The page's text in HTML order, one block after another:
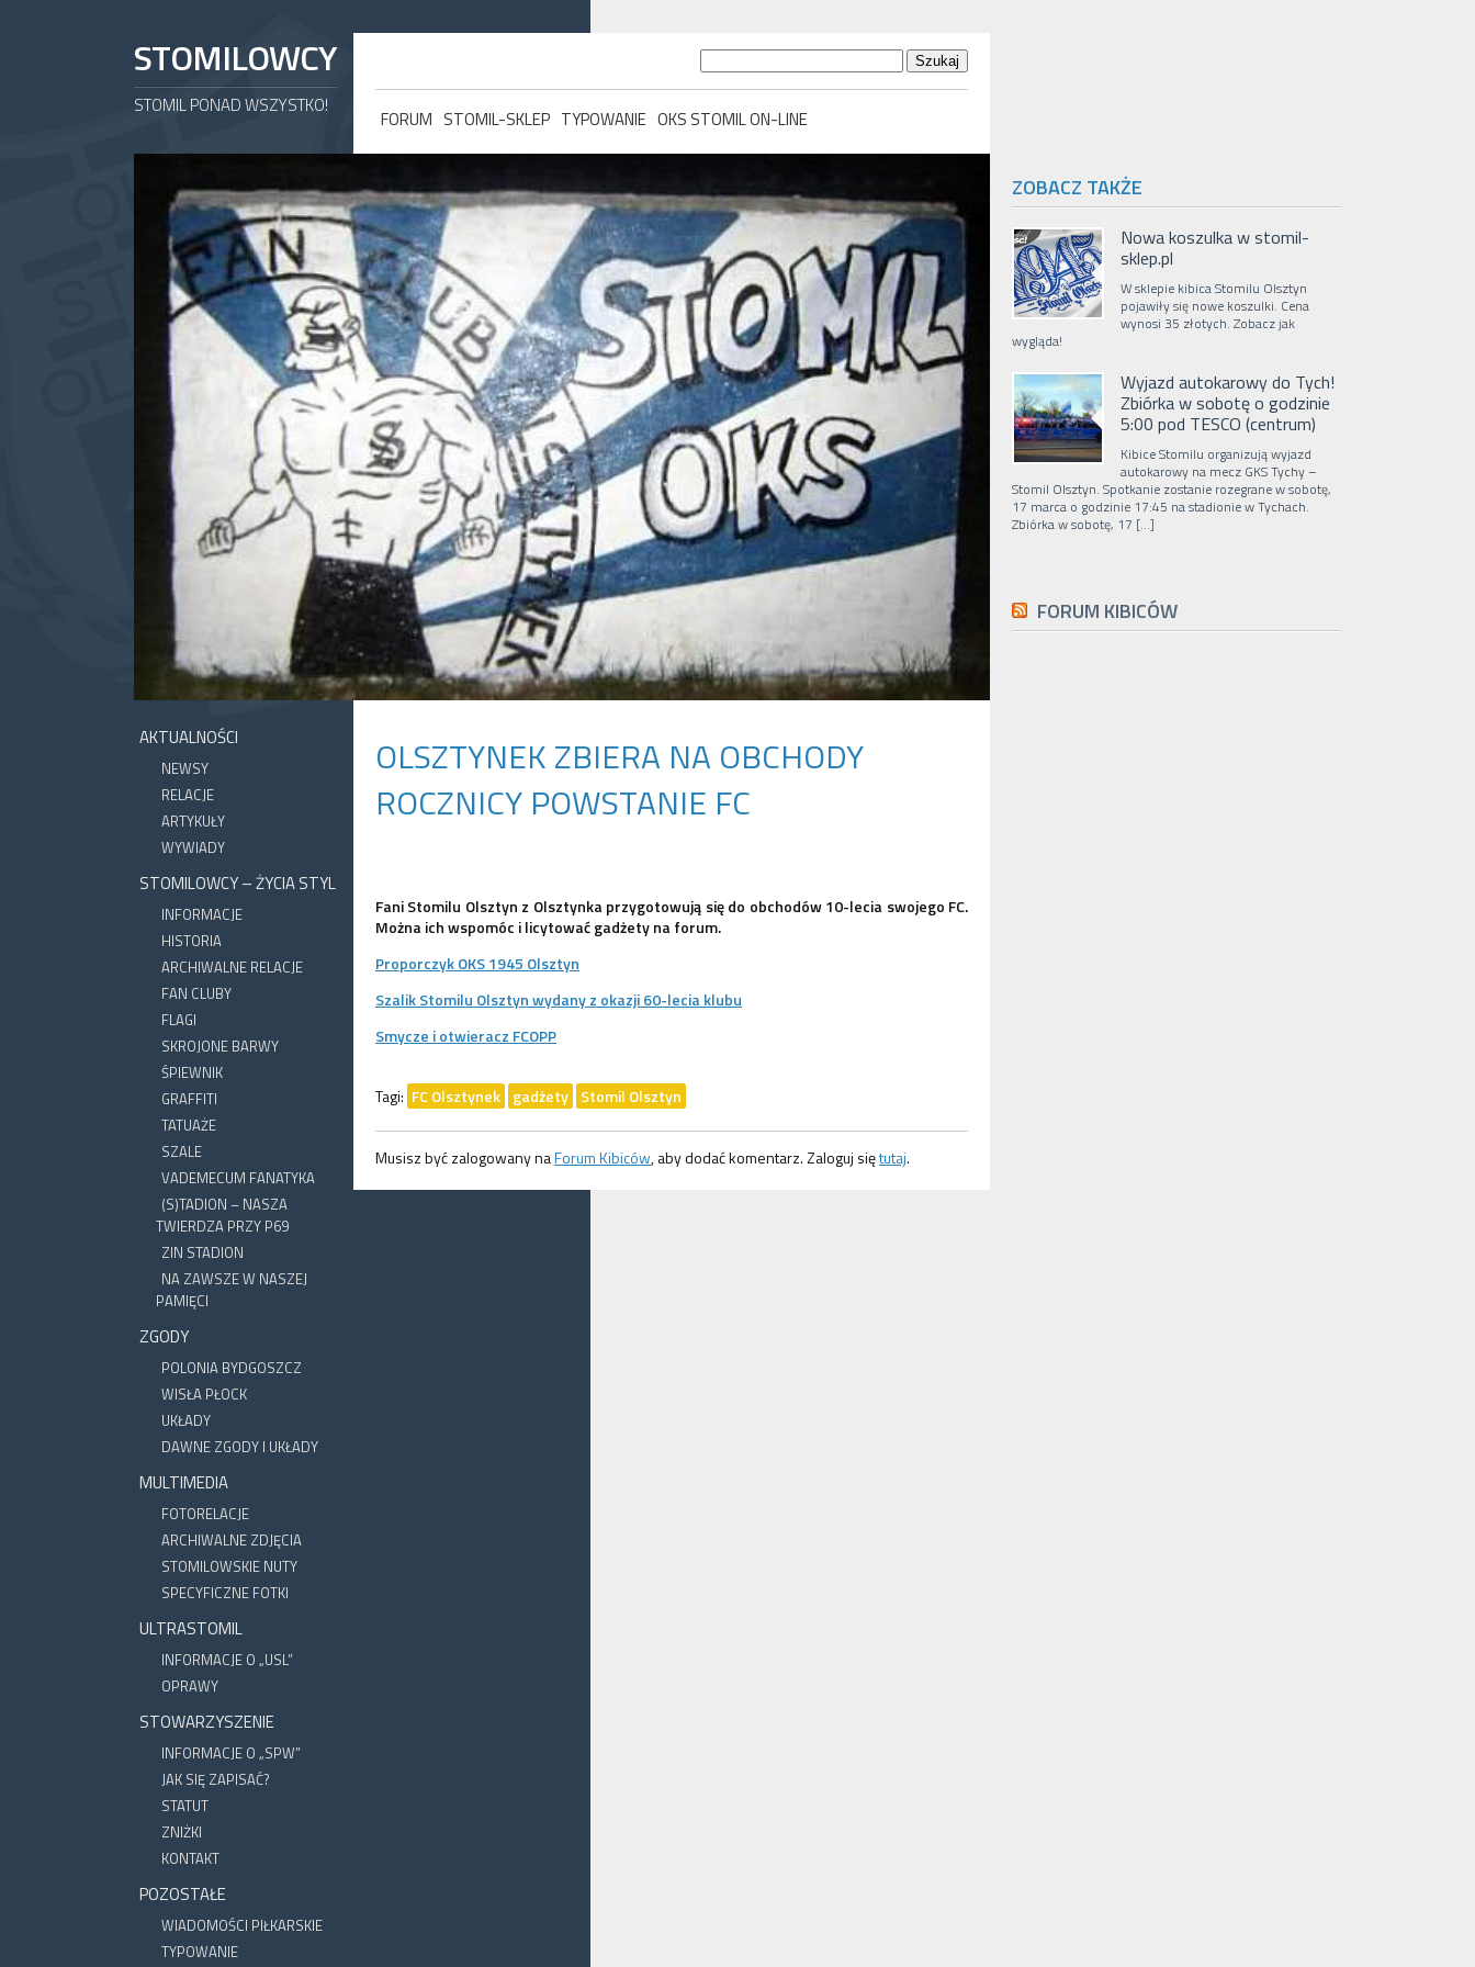
STOMILOWCY
STOMIL PONAD WSZYSTKO!
FORUM STOMIL-SKLEP TYPOWANIE OKS STOMIL ON-LINE
AKTUALNOŚCI
NEWSY
RELACJE
ARTYKUŁY
WYWIADY
STOMILOWCY – ŻYCIA STYL
INFORMACJE
HISTORIA
ARCHIWALNE RELACJE
FAN CLUBY
FLAGI
SKROJONE BARWY
ŚPIEWNIK
GRAFFITI
TATUAŻE
SZALE
VADEMECUM FANATYKA
(S)TADION – NASZA
TWIERDZA PRZY P69
ZIN STADION
NA ZAWSZE W NASZEJ
PAMIĘCI
ZGODY
POLONIA BYDGOSZCZ
WISŁA PŁOCK
UKŁADY
DAWNE ZGODY I UKŁADY
MULTIMEDIA
FOTORELACJE
ARCHIWALNE ZDJĘCIA
STOMILOWSKIE NUTY
SPECYFICZNE FOTKI
ULTRASTOMIL
INFORMACJE O „USL”
OPRAWY
STOWARZYSZENIE
INFORMACJE O „SPW”
JAK SIĘ ZAPISAĆ?
STATUT
ZNIŻKI
KONTAKT
POZOSTAŁE
WIADOMOŚCI PIŁKARSKIE
TYPOWANIE
OLSZTYNEK ZBIERA NA OBCHODY
ROCZNICY POWSTANIE FC
Fani Stomilu Olsztyn z Olsztynka przygotowują się do obchodów 10-lecia swojego FC.
Można ich wspomóc i licytować gadżety na forum.
Proporczyk OKS 1945 Olsztyn
Szalik Stomilu Olsztyn wydany z okazji 60-lecia klubu
Smycze i otwieracz FCOPP
Tagi: FC Olsztynek gadżety Stomil Olsztyn
Musisz być zalogowany naForum Kibiców, aby dodać komentarz. Zaloguj siętutaj.
ZOBACZ TAKŻE
Nowa koszulka w stomil-
sklep.pl
W sklepie kibica Stomilu Olsztyn
pojawiły się nowe koszulki. Cena
wynosi 35 złotych. Zobacz jak
wygląda!
Wyjazd autokarowy do Tych!
Zbiórka w sobotę o godzinie
5:00 pod TESCO (centrum)
Kibice Stomilu organizują wyjazd
autokarowy na mecz GKS Tychy –
Stomil Olsztyn. Spotkanie zostanie rozegrane w sobotę,
17 marca o godzinie 17:45 na stadionie w Tychach.
Zbiórka w sobotę, 17 […]
FORUM KIBICÓW